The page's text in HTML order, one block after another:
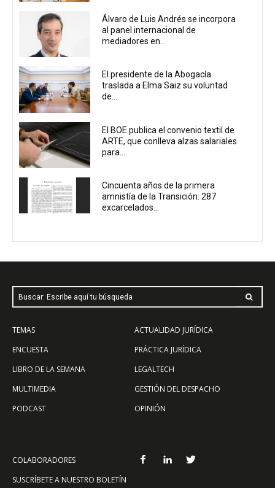
Álvaro de Luis Andrés se incorpora
al panel internacional de
mediadores en...
El presidente de la Abogacía
traslada a Elma Saiz su voluntad
de...
El BOE publica el convenio textil de
ARTE, que conlleva alzas salariales
para...
Cincuenta años de la primera
amnistía de la Transición: 287
excarcelados...
Buscar: Escribe aquí tu búsqueda
TEMAS
ENCUESTA
LIBRO DE LA SEMANA
MULTIMEDIA
PODCAST
ACTUALIDAD JURÍDICA
PRÁCTICA JURÍDICA
LEGALTECH
GESTIÓN DEL DESPACHO
OPINIÓN
COLABORADORES
SUSCRÍBETE A NUESTRO BOLETÍN